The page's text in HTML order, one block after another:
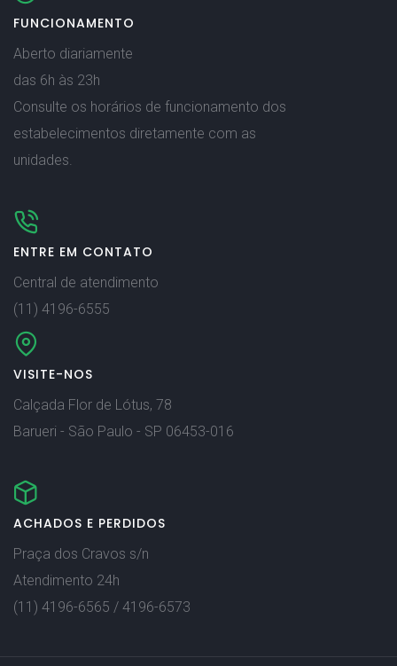
FUNCIONAMENTO
Aberto diariamente
das 6h às 23h
Consulte os horários de funcionamento dos
estabelecimentos diretamente com as
unidades.
ENTRE EM CONTATO
Central de atendimento
(11) 4196-6555
VISITE-NOS
Calçada Flor de Lótus, 78
Barueri - São Paulo - SP 06453-016
ACHADOS E PERDIDOS
Praça dos Cravos s/n
Atendimento 24h
(11) 4196-6565 / 4196-6573